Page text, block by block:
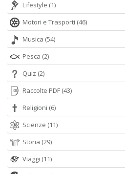
Lifestyle (1)
Motori e Trasporti (46)
Musica (54)
Pesca (2)
Quiz (2)
Raccolte PDF (43)
Religioni (6)
Scienze (11)
Storia (29)
Viaggi (11)